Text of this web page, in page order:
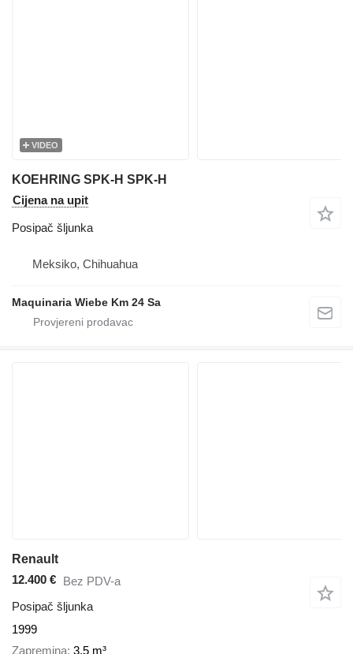
VIDEO
KOEHRING SPK-H SPK-H
Cijena na upit
Posipač šljunka
Meksiko, Chihuahua
Maquinaria Wiebe Km 24 Sa
Renault
12.400 € Bez PDV-a
Posipač šljunka
1999
Zapremina 3,5 m³